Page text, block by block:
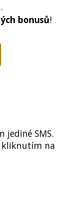
.
bonusů!
SMS.
kliknutím na